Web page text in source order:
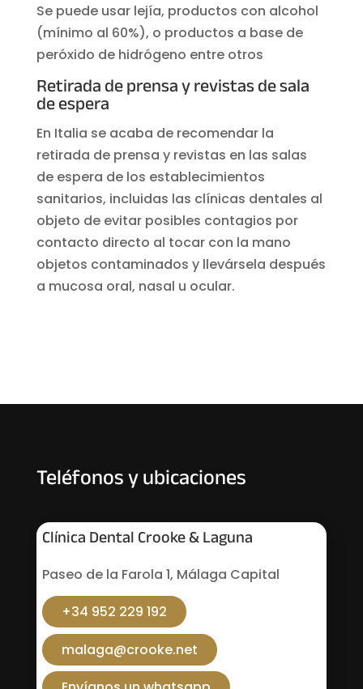
Se puede usar lejía, productos con alcohol
(mínimo al 60%), o productos a base de
peróxido de hidrógeno entre otros
Retirada de prensa y revistas de sala
de espera
En Italia se acaba de recomendar la
retirada de prensa y revistas en las salas
de espera de los establecimientos
sanitarios, incluidas las clínicas dentales al
objeto de evitar posibles contagios por
contacto directo al tocar con la mano
objetos contaminados y llevársela después
a mucosa oral, nasal u ocular.
Teléfonos y ubicaciones
Clínica Dental Crooke & Laguna
Paseo de la Farola 1, Málaga Capital
+34 952 229 192
malaga@crooke.net